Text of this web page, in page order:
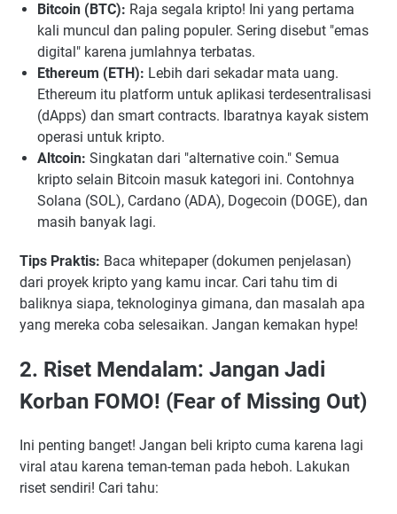
Bitcoin (BTC): Raja segala kripto! Ini yang pertama
kali muncul dan paling populer. Sering disebut "emas
digital" karena jumlahnya terbatas.
Ethereum (ETH): Lebih dari sekadar mata uang.
Ethereum itu platform untuk aplikasi terdesentralisasi
(dApps) dan smart contracts. Ibaratnya kayak sistem
operasi untuk kripto.
Altcoin: Singkatan dari "alternative coin." Semua
kripto selain Bitcoin masuk kategori ini. Contohnya
Solana (SOL), Cardano (ADA), Dogecoin (DOGE), dan
masih banyak lagi.
Tips Praktis: Baca whitepaper (dokumen penjelasan)
dari proyek kripto yang kamu incar. Cari tahu tim di
baliknya siapa, teknologinya gimana, dan masalah apa
yang mereka coba selesaikan. Jangan kemakan hype!
2. Riset Mendalam: Jangan Jadi
Korban FOMO! (Fear of Missing Out)
Ini penting banget! Jangan beli kripto cuma karena lagi
viral atau karena teman-teman pada heboh. Lakukan
riset sendiri! Cari tahu: